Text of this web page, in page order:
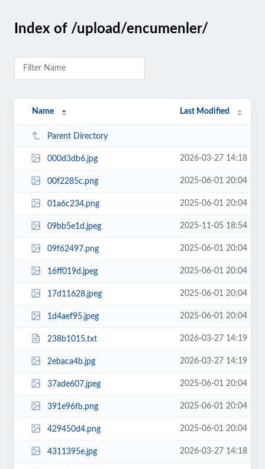
Index of /upload/encumenler/
Name Last Modified
Parent Directory
000d3db6.jpg 2026-03-27 14:18
00f2285c.png 2025-06-01 20:04
01a6c234.png 2025-06-01 20:04
09bb5e1d.jpeg 2025-11-05 18:54
09f62497.png 2025-06-01 20:04
16ff019d.jpeg 2025-06-01 20:04
17d11628.jpeg 2025-06-01 20:04
1d4aef95.jpeg 2025-06-01 20:04
238b1015.txt 2026-03-27 14:19
2ebaca4b.jpg 2026-03-27 14:19
37ade607.jpeg 2025-06-01 20:04
391e96fb.png 2025-06-01 20:04
429450d4.png 2025-06-01 20:04
4311395e.jpg 2026-03-27 14:18